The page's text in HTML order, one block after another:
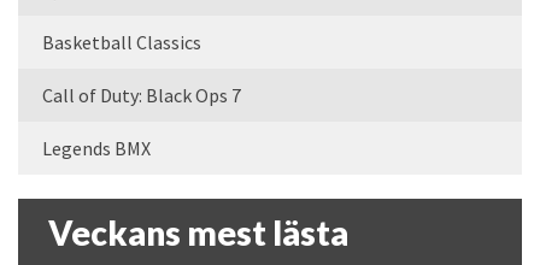
Basketball Classics
Call of Duty: Black Ops 7
Legends BMX
Veckans mest lästa